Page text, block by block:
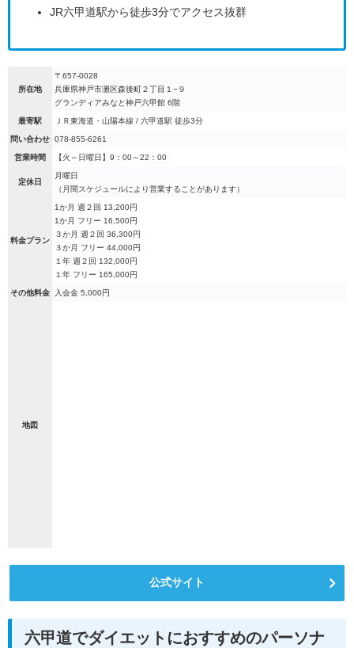
JR六甲道駅から徒歩3分でアクセス抜群
所在地
〒657-0028
兵庫県神戸市灘区森後町２丁目１−９
グランディアみなと神戸六甲館 6階
最寄駅 ＪＲ東海道・山陽本線 / 六甲道駅 徒歩3分
問い合わせ 078-855-6261
営業時間 【火～日曜日】9：00～22：00
定休日
月曜日
（月間スケジュールにより営業することがあります）
料金プラン
1か月 週２回 13,200円
1か月 フリー 16,500円
３か月 週２回 36,300円
３か月 フリー 44,000円
１年 週２回 132,000円
１年 フリー 165,000円
その他料金 入会金 5,000円
地図
公式サイト
六甲道でダイエットにおすすめのパーソナ